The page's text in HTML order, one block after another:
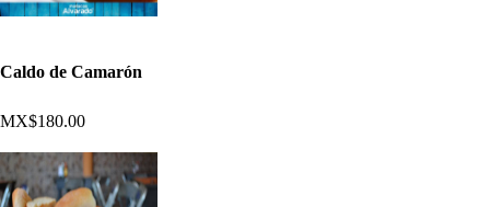
Caldo de Camarón
MX$180.00